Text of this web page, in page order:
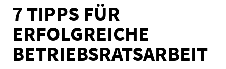
7 TIPPS FÜR
ERFOLGREICHE
BETRIEBSRATSARBEIT